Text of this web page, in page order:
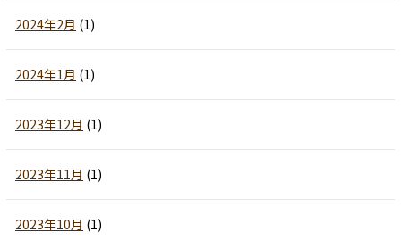
2024年2月 (1)
2024年1月 (1)
2023年12月 (1)
2023年11月 (1)
2023年10月 (1)